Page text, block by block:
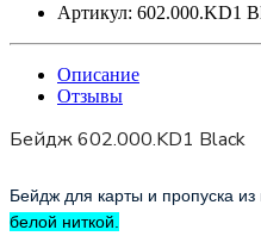
Артикул: 602.000.KD1
Описание
Отзывы
Бейдж 602.000.KD1 Black
Бейдж для карты и пропуска из
белой ниткой.